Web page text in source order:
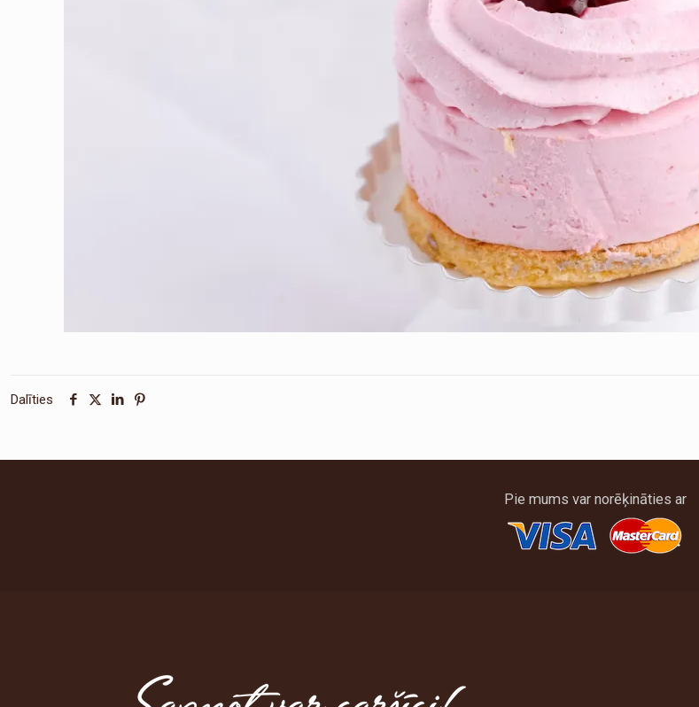
Dalīties
Pie mums var norēķināties ar